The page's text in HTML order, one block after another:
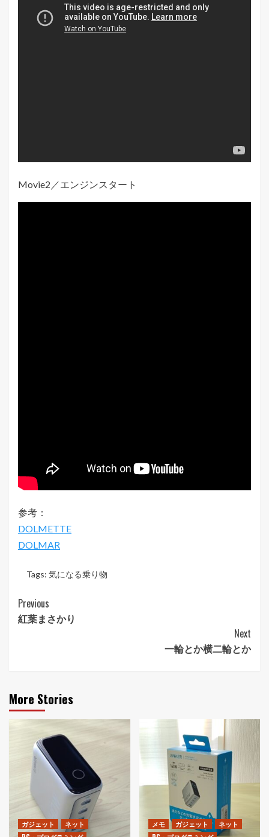
Movie2／エンジンスタート
参考：
DOLMETTE
DOLMAR
Tags: 気になる乗り物
Post
Navigation
Previous
紅葉まさかり
Next
一輪とか横二輪とか
More Stories
ガジェット
ネット
メモ ガジェット
ネット